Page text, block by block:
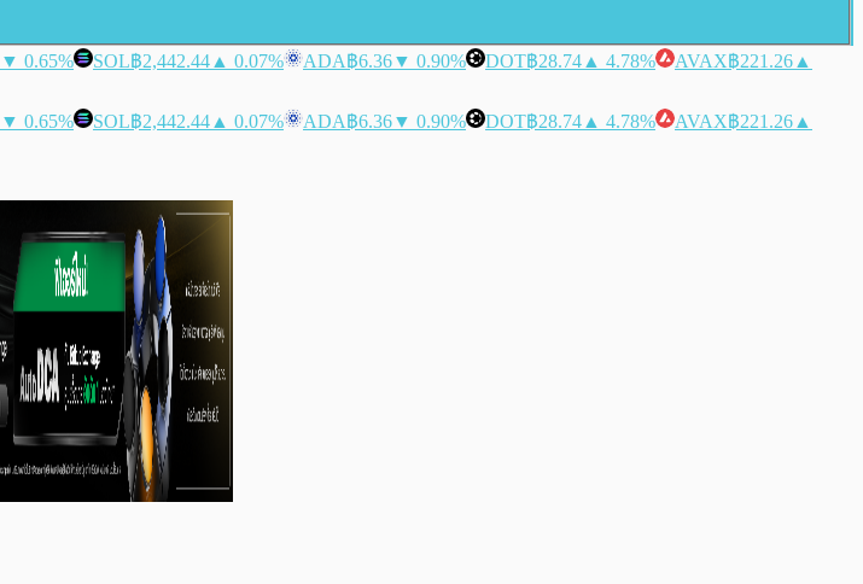
▼ 0.65% SOL฿2,442.44 ▲ 0.07% ADA฿6.36▼ 0.90% DOT฿28.74 ▲ 4.78% AVAX฿221.26 ▲
▼ 0.65% SOL฿2,442.44 ▲ 0.07% ADA฿6.36▼ 0.90% DOT฿28.74 ▲ 4.78% AVAX฿221.26 ▲